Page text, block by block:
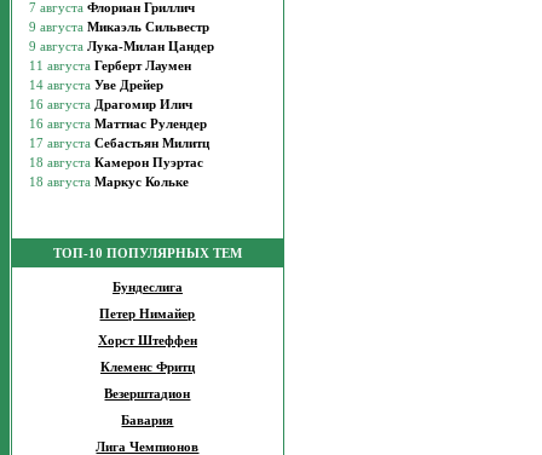
ТОП-10 ПОПУЛЯРНЫХ ТЕМ
Бундеслига
Петер Нимайер
Хорст Штеффен
Клеменс Фритц
Везерштадион
Бавария
Лига Чемпионов